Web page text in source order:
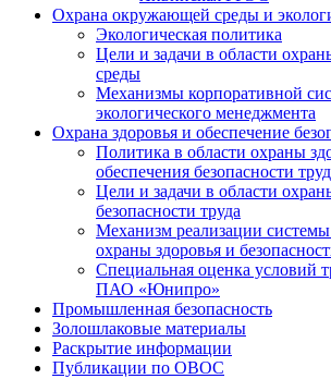
Охрана окружающей среды и
Экологическая политика
Цели и задачи в области
среды
Механизмы корпоративной
экологического менеджмента
Охрана здоровья и обеспечение
Политика в области охраны
обеспечения безопасности
Цели и задачи в области
безопасности труда
Механизм реализации
охраны здоровья и
Специальная оценка условий
ПАО «Юнипро»
Промышленная безопасность
Золошлаковые материалы
Раскрытие информации
Публикации по OBOC